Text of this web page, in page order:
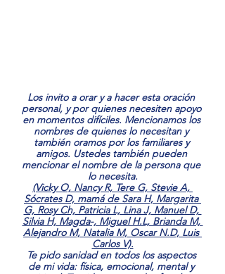
Los invito a orar y a hacer esta oración
personal, y por quienes necesiten apoyo
en momentos difíciles. Mencionamos los
nombres de quienes lo necesitan y
también oramos por los familiares y
amigos. Ustedes también pueden
mencionar el nombre de la persona que
lo necesita.
(Vicky O, Nancy R, Tere G, Stevie A,
Sócrates D, mamá de Sara H, Margarita
G, Rosy Ch, Patricia L, Lina J, Manuel D,
Silvia H, Magda-, Miguel H.L, Brianda M,
Alejandro M, Natalia M, Oscar N.D, Luis
Carlos V).
Te pido sanidad en todos los aspectos
de mi vida: física, emocional, mental y